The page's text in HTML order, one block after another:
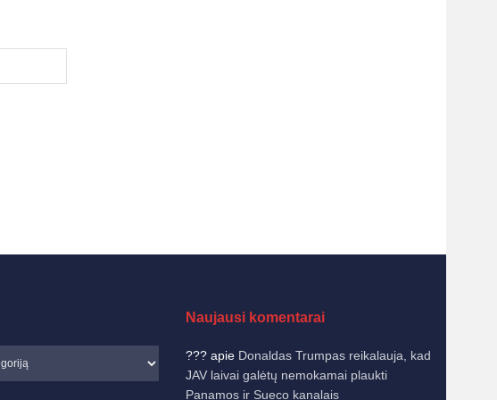
Naujausi komentarai
???apie Donaldas Trumpas reikalauja, kad
JAV laivai galėtų nemokamai plaukti
Panamos ir Sueco kanalais